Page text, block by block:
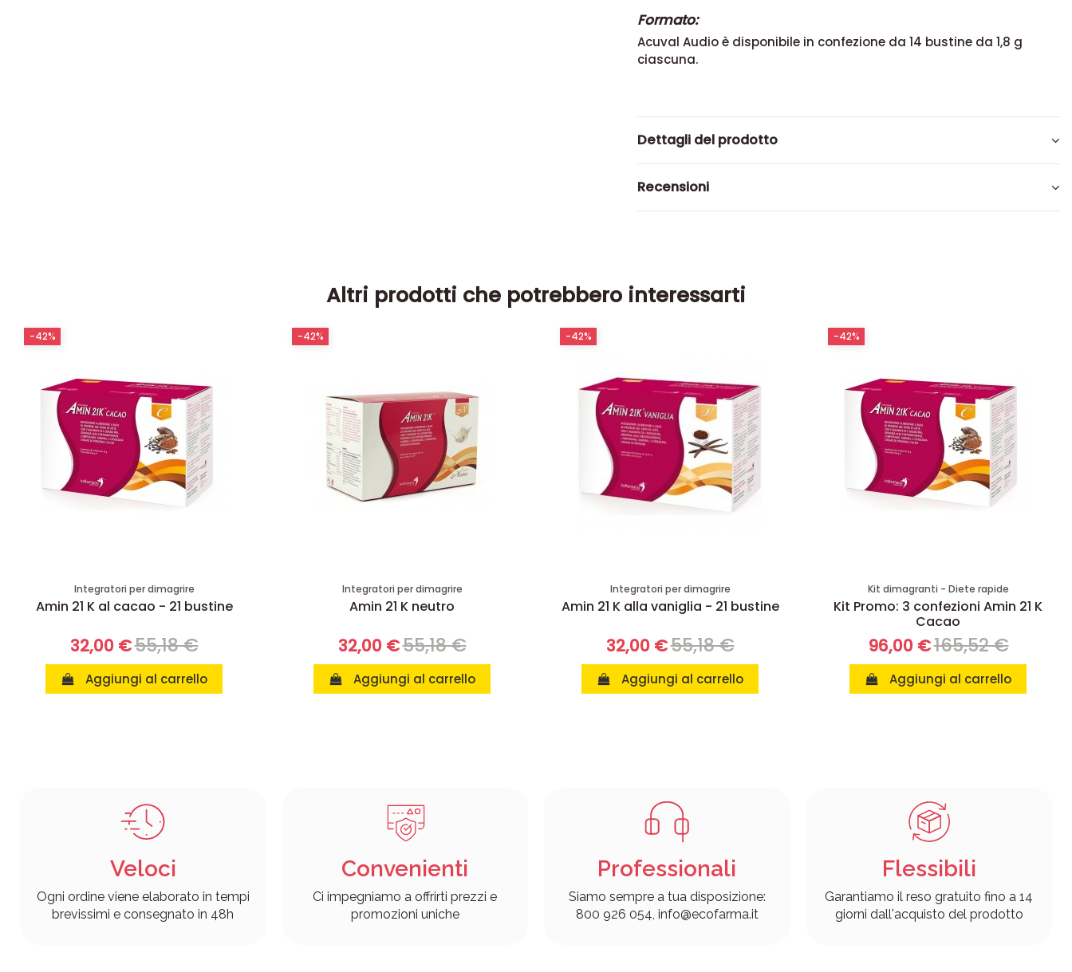
Formato:
Acuval Audio è disponibile in confezione da 14 bustine da 1,8 g
ciascuna.
Dettagli del prodotto
Recensioni
Altri prodotti che potrebbero interessarti
Integratori per dimagrire
Amin 21 K al cacao - 21 bustine
32,00 €55,18 €
Aggiungi al carrello
-42%
Integratori per dimagrire
Amin 21 K neutro
32,00 €55,18 €
Aggiungi al carrello
-42%
Integratori per dimagrire
Amin 21 K alla vaniglia - 21 bustine
32,00 €55,18 €
Aggiungi al carrello
-42%
Kit dimagranti - Diete rapide
Kit Promo: 3 confezioni Amin 21 K
Cacao
96,00 €165,52 €
Aggiungi al carrello
-42%
Veloci
Ogni ordine viene elaborato in tempi
brevissimi e consegnato in 48h
Convenienti
Ci impegniamo a offrirti prezzi e
promozioni uniche
Professionali
Siamo sempre a tua disposizione:
800 926 054, info@ecofarma.it
Flessibili
Garantiamo il reso gratuito fino a 14
giorni dall'acquisto del prodotto